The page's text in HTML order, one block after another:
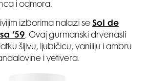
i odmora.
izborima nalazi se Sol de
’59. Ovaj gurmanski drvenasti
šljivu, ljubičicu, vaniliju i ambru
i vetivera.